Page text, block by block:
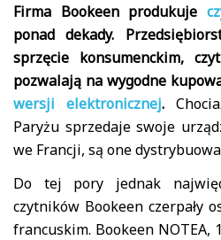
Firma Bookeen produkuje
ponad dekady.
sprzęcie konsumenckim,
pozwalają na wygodne
wersji elektronicznej.
Paryżu sprzedaje swoje
we Francji, są one
Do tej pory jednak
czytników Bookeen czerpały
francuskim. Bookeen NOTEA,